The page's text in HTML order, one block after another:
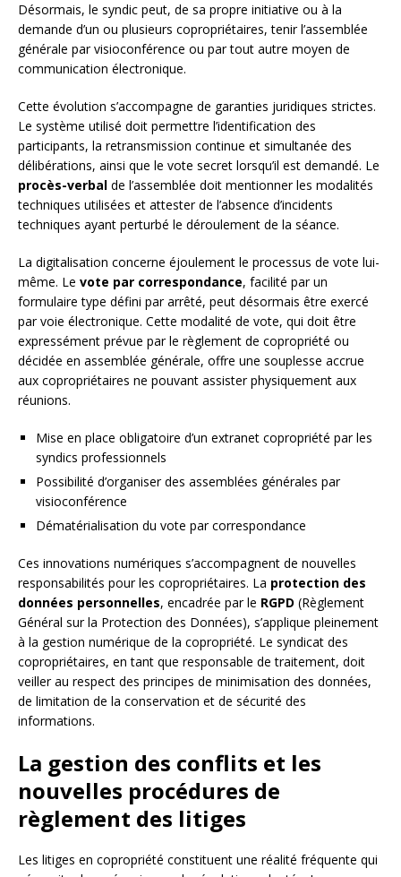
Désormais, le syndic peut, de sa propre initiative ou à la
demande d’un ou plusieurs copropriétaires, tenir l’assemblée
générale par visioconférence ou par tout autre moyen de
communication électronique.
Cette évolution s’accompagne de garanties juridiques strictes.
Le système utilisé doit permettre l’identification des
participants, la retransmission continue et simultanée des
délibérations, ainsi que le vote secret lorsqu’il est demandé. Le
procès-verbal de l’assemblée doit mentionner les modalités
techniques utilisées et attester de l’absence d’incidents
techniques ayant perturbé le déroulement de la séance.
La digitalisation concerne éjoulement le processus de vote lui-
même. Le vote par correspondance, facilité par un
formulaire type défini par arrêté, peut désormais être exercé
par voie électronique. Cette modalité de vote, qui doit être
expressément prévue par le règlement de copropriété ou
décidée en assemblée générale, offre une souplesse accrue
aux copropriétaires ne pouvant assister physiquement aux
réunions.
Mise en place obligatoire d’un extranet copropriété par les
syndics professionnels
Possibilité d’organiser des assemblées générales par
visioconférence
Dématérialisation du vote par correspondance
Ces innovations numériques s’accompagnent de nouvelles
responsabilités pour les copropriétaires. La protection des
données personnelles, encadrée par le RGPD (Règlement
Général sur la Protection des Données), s’applique pleinement
à la gestion numérique de la copropriété. Le syndicat des
copropriétaires, en tant que responsable de traitement, doit
veiller au respect des principes de minimisation des données,
de limitation de la conservation et de sécurité des
informations.
La gestion des conflits et les
nouvelles procédures de
règlement des litiges
Les litiges en copropriété constituent une réalité fréquente qui